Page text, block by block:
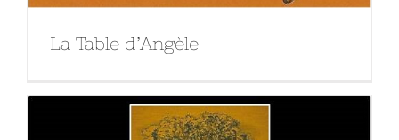
La Table d’Angèle